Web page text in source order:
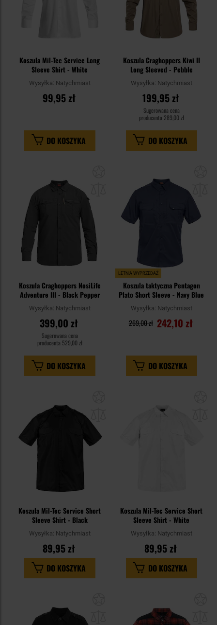
Koszula Mil-Tec Service Long
Sleeve Shirt - White
Wysyłka: Natychmiast
99,95 zł
DO KOSZYKA
Koszula Craghoppers Kiwi II
Long Sleeved - Pebble
Wysyłka: Natychmiast
199,95 zł
Sugerowana cena
producenta 289,00 zł
DO KOSZYKA
schowka
Koszula Craghoppers NosiLife
Adventure III - Black Pepper
Wysyłka: Natychmiast
399,00 zł
Sugerowana cena
producenta 529,00 zł
DO KOSZYKA
LETNIA WYPRZEDAŻ
Koszula taktyczna Pentagon
Plato Short Sleeve - Navy Blue
Wysyłka: Natychmiast
242,10 zł
269,00 zł
DO KOSZYKA
Koszula Mil-Tec Service Short
Sleeve Shirt - Black
Wysyłka: Natychmiast
89,95 zł
DO KOSZYKA
Koszula Mil-Tec Service Short
Sleeve Shirt - White
Wysyłka: Natychmiast
89,95 zł
DO KOSZYKA
schowka